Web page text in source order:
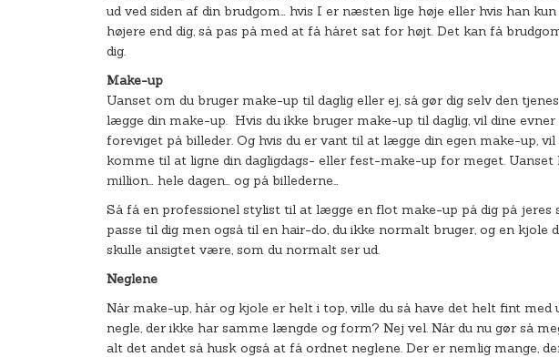
ud ved siden af din brudgom… hvis I er næsten lige høje eller hvis han
højere end dig, så pas på med at få håret sat for højt. Det kan få
dig.
Make-up
Uanset om du bruger make-up til daglig eller ej, så gør dig selv den
lægge din make-up. Hvis du ikke bruger make-up til daglig, vil dine
foreviget på billeder. Og hvis du er vant til at lægge din egen make-up,
komme til at ligne din dagligdags- eller fest-make-up for meget. Uanset
million… hele dagen… og på billederne…
Så få en professionel stylist til at lægge en flot make-up på dig på jeres
passe til dig men også til en hair-do, du ikke normalt bruger, og en kjole
skulle ansigtet være, som du normalt ser ud.
Neglene
Når make-up, hår og kjole er helt i top, ville du så have det helt fint med
negle, der ikke har samme længde og form? Nej vel. Når du nu gør så
alt det andet så husk også at få ordnet neglene. Der er nemlig mange,